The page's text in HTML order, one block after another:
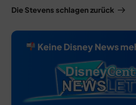
Beitrag
Die Stevens schlagen zurück
Keine Disney News